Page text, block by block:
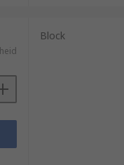
Block